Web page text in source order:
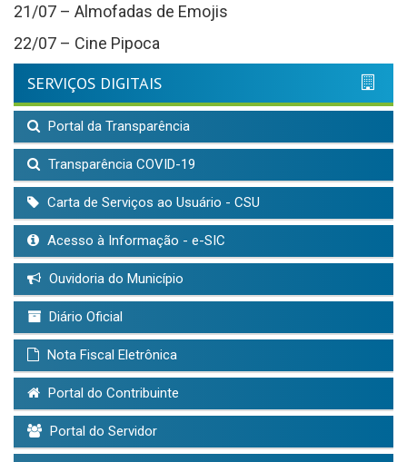
21/07 – Almofadas de Emojis
22/07 – Cine Pipoca
SERVIÇOS DIGITAIS
Portal da Transparência
Transparência COVID-19
Carta de Serviços ao Usuário - CSU
Acesso à Informação - e-SIC
Ouvidoria do Município
Diário Oficial
Nota Fiscal Eletrônica
Portal do Contribuinte
Portal do Servidor